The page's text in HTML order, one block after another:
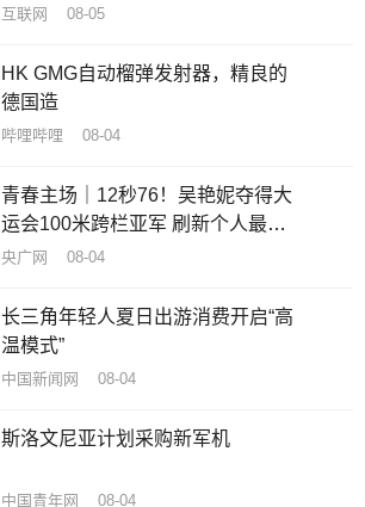
互联网 08-05
HK GMG自动榴弹发射器，精良的
德国造
哔哩哔哩 08-04
青春主场｜12秒76！吴艳妮夺得大
运会100米跨栏亚军 刷新个人最好
成绩
央广网 08-04
长三角年轻人夏日出游消费开启“高
温模式”
中国新闻网 08-04
斯洛文尼亚计划采购新军机
中国青年网 08-04